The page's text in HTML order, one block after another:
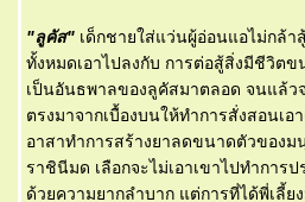
"ลูคัส" เด็กชายใส่แว่นผู้อ่อนแอไม่กล้า
ทั้งหมดเอาไปลงกับ การต่อสู้สิ่งมีชีวิต
เป็นอันธพาลของลูคัสมาตลอด จนแล้
ตรงมาจากเบื้องบนให้ทำการสั่งสอนเ
อาสาทำการสร้างยาลดขนาดตัวของม
ราชินีมด เลือกจะไม่เอาเขาไปทำการ
ด้วยความยากลำบาก แต่การที่ได้พี่เลี้ย